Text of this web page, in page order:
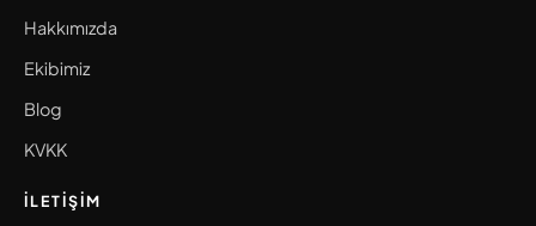
Hakkımızda
Ekibimiz
Blog
KVKK
İLETIŞIM